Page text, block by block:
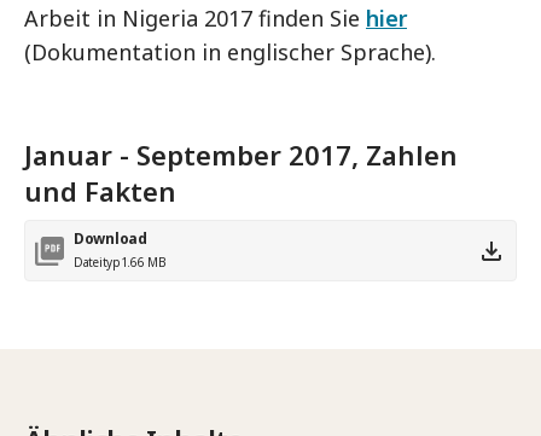
Arbeit in Nigeria 2017 finden Sie hier
(Dokumentation in englischer Sprache).
Januar - September 2017, Zahlen
und Fakten
Download
Dateityp1.66 MB